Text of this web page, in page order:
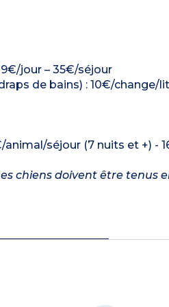
jour – 35€/séjour
de bains) : 10€/change/lit
séjour (7 nuits et +) -
chiens doivent être tenus